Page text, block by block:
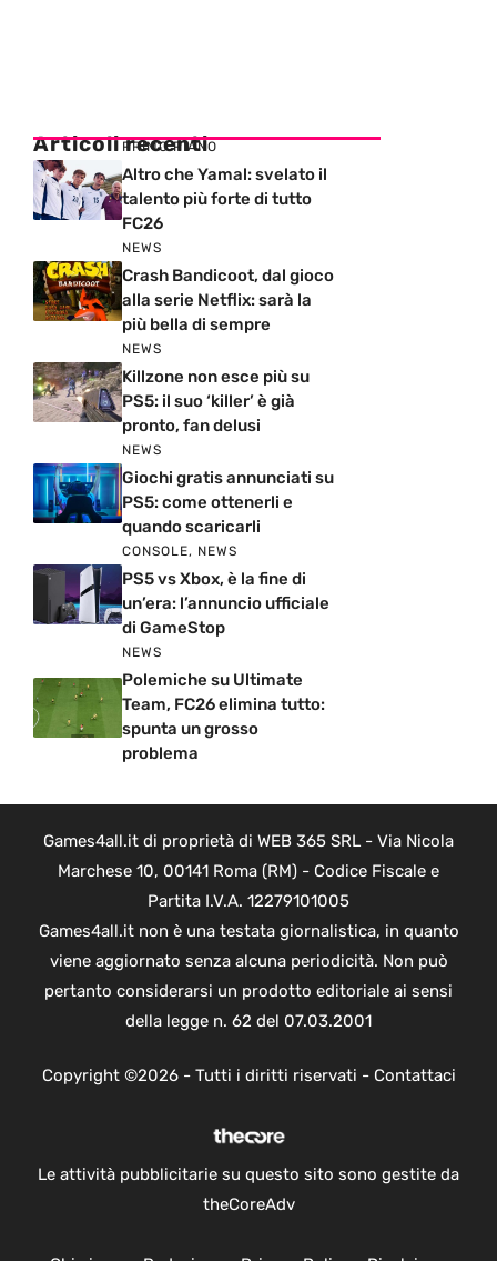
Articoli recenti
PRIMO PIANO
Altro che Yamal: svelato il
talento più forte di tutto
FC26
NEWS
Crash Bandicoot, dal gioco
alla serie Netflix: sarà la
più bella di sempre
NEWS
Killzone non esce più su
PS5: il suo ‘killer’ è già
pronto, fan delusi
NEWS
Giochi gratis annunciati su
PS5: come ottenerli e
quando scaricarli
CONSOLE, NEWS
PS5 vs Xbox, è la fine di
un’era: l’annuncio ufficiale
di GameStop
NEWS
Polemiche su Ultimate
Team, FC26 elimina tutto:
spunta un grosso
problema
Games4all.it di proprietà di WEB 365 SRL - Via Nicola
Marchese 10, 00141 Roma (RM) - Codice Fiscale e
Partita I.V.A. 12279101005
Games4all.it non è una testata giornalistica, in quanto
viene aggiornato senza alcuna periodicità. Non può
pertanto considerarsi un prodotto editoriale ai sensi
della legge n. 62 del 07.03.2001
Copyright ©2026 - Tutti i diritti riservati - Contattaci
Le attività pubblicitarie su questo sito sono gestite da
theCoreAdv